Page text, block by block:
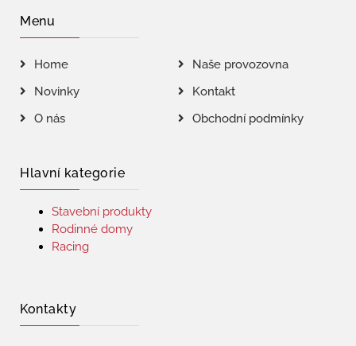
Menu
Home
Naše provozovna
Novinky
Kontakt
O nás
Obchodní podmínky
Hlavní kategorie
Stavební produkty
Rodinné domy
Racing
Kontakty